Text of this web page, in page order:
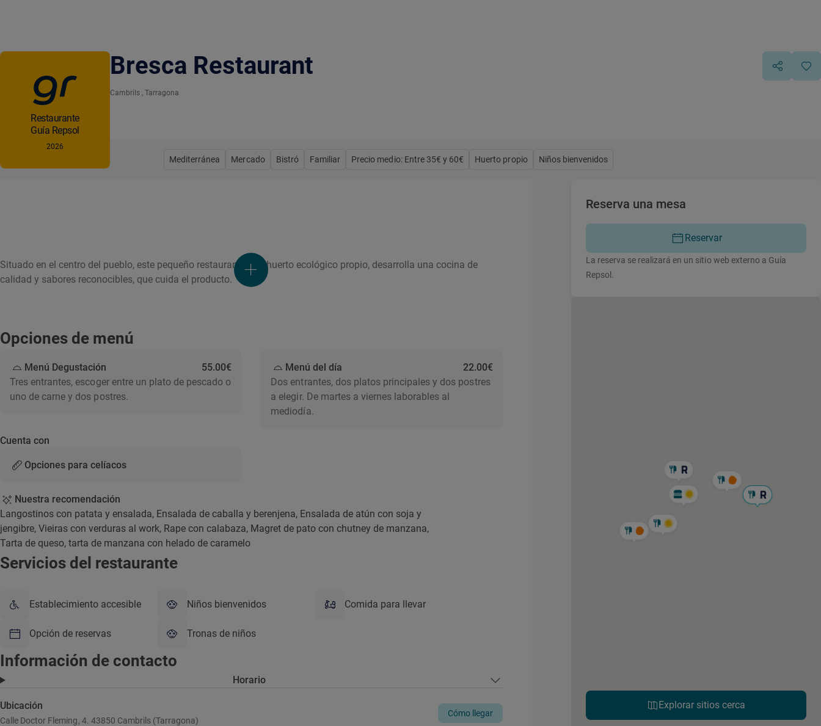
Bresca Restaurant
Cambrils , Tarragona
Restaurante
Guía Repsol
2026
Mediterránea Mercado Bistró Familiar Precio medio: Entre 35€ y 60€ Huerto propio Niños bienvenidos
Situado en el centro del pueblo, este pequeño restaurante con huerto ecológico propio, desarrolla una cocina de
calidad y sabores reconocibles, que cuida el producto.
Opciones de menú
Menú Degustación
55.00€
Tres entrantes, escoger entre un plato de pescado o
uno de carne y dos postres.
Menú del día
22.00€
Dos entrantes, dos platos principales y dos postres
a elegir. De martes a viernes laborables al
mediodía.
Cuenta con
Opciones para celíacos
Nuestra recomendación
Langostinos con patata y ensalada, Ensalada de caballa y berenjena, Ensalada de atún con soja y
jengibre, Vieiras con verduras al work, Rape con calabaza, Magret de pato con chutney de manzana,
Tarta de queso, tarta de manzana con helado de caramelo
Servicios del restaurante
Establecimiento accesible Niños bienvenidos Comida para llevar
Opción de reservas Tronas de niños
Información de contacto
Horario
Ubicación
Calle Doctor Fleming, 4. 43850 Cambrils (Tarragona)
Cómo llegar
Reserva una mesa
Reservar
La reserva se realizará en un sitio web externo a Guía
Repsol.
Explorar sitios cerca